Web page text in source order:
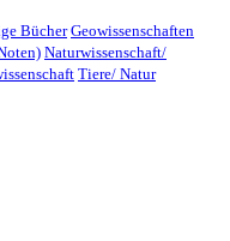
Bücher Geowissenschaften
Naturwissenschaft/
Tiere/ Natur